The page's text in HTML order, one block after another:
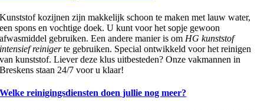
Kunststof kozijnen zijn makkelijk schoon te maken met lauw water,
een spons en vochtige doek. U kunt voor het sopje gewoon
afwasmiddel gebruiken. Een andere manier is om HG kunststof
intensief reinigerte gebruiken. Special ontwikkeld voor het reinigen
van kunststof. Liever deze klus uitbesteden? Onze vakmannen in
Breskens staan 24/7 voor u klaar!
Welke reinigingsdiensten doen jullie nog meer?